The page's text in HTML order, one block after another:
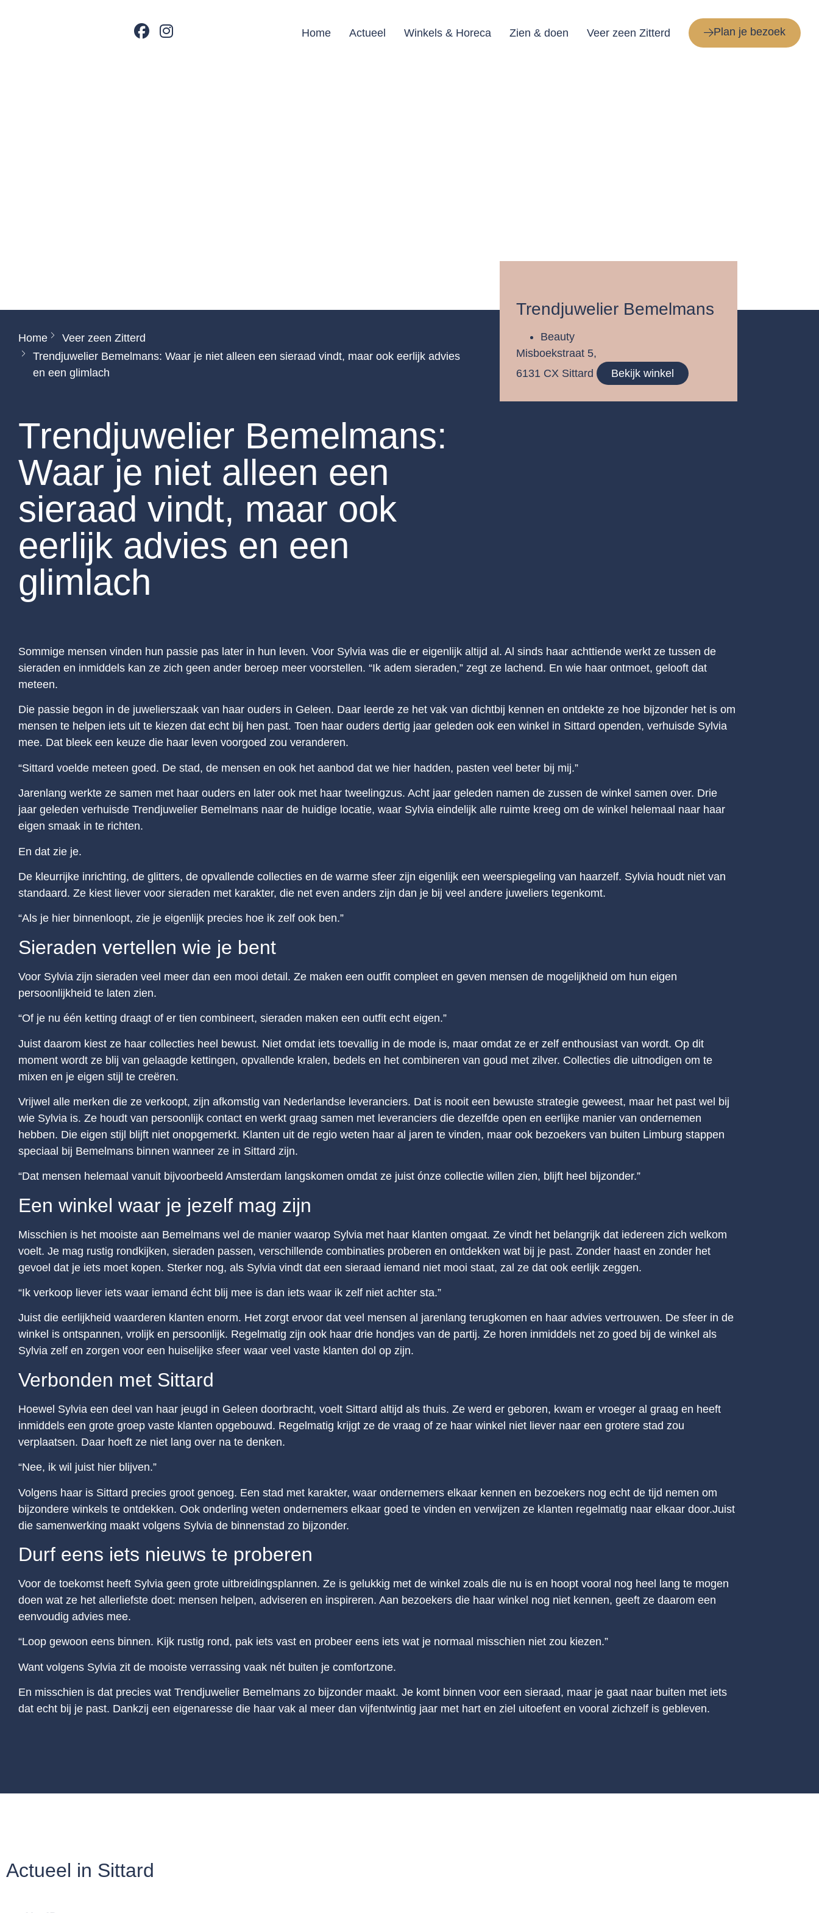
Home Actueel Winkels & Horeca Zien & doen Veer zeen Zitterd Plan je bezoek
Home
Veer zeen Zitterd
Trendjuwelier Bemelmans: Waar je niet alleen een sieraad vindt, maar ook eerlijk advies
en een glimlach
Trendjuwelier Bemelmans:
Waar je niet alleen een
sieraad vindt, maar ook
eerlijk advies en een
glimlach
Trendjuwelier Bemelmans
Beauty
Misboekstraat 5,
6131 CX Sittard
Bekijk winkel
Sommige mensen vinden hun passie pas later in hun leven. Voor Sylvia was die er eigenlijk altijd al. Al sinds haar achttiende werkt ze tussen de
sieraden en inmiddels kan ze zich geen ander beroep meer voorstellen. “Ik adem sieraden,” zegt ze lachend. En wie haar ontmoet, gelooft dat
meteen.
Die passie begon in de juwelierszaak van haar ouders in Geleen. Daar leerde ze het vak van dichtbij kennen en ontdekte ze hoe bijzonder het is om
mensen te helpen iets uit te kiezen dat echt bij hen past. Toen haar ouders dertig jaar geleden ook een winkel in Sittard openden, verhuisde Sylvia
mee. Dat bleek een keuze die haar leven voorgoed zou veranderen.
“Sittard voelde meteen goed. De stad, de mensen en ook het aanbod dat we hier hadden, pasten veel beter bij mij.”
Jarenlang werkte ze samen met haar ouders en later ook met haar tweelingzus. Acht jaar geleden namen de zussen de winkel samen over. Drie
jaar geleden verhuisde Trendjuwelier Bemelmans naar de huidige locatie, waar Sylvia eindelijk alle ruimte kreeg om de winkel helemaal naar haar
eigen smaak in te richten.
En dat zie je.
De kleurrijke inrichting, de glitters, de opvallende collecties en de warme sfeer zijn eigenlijk een weerspiegeling van haarzelf. Sylvia houdt niet van
standaard. Ze kiest liever voor sieraden met karakter, die net even anders zijn dan je bij veel andere juweliers tegenkomt.
“Als je hier binnenloopt, zie je eigenlijk precies hoe ik zelf ook ben.”
Sieraden vertellen wie je bent
Voor Sylvia zijn sieraden veel meer dan een mooi detail. Ze maken een outfit compleet en geven mensen de mogelijkheid om hun eigen
persoonlijkheid te laten zien.
“Of je nu één ketting draagt of er tien combineert, sieraden maken een outfit echt eigen.”
Juist daarom kiest ze haar collecties heel bewust. Niet omdat iets toevallig in de mode is, maar omdat ze er zelf enthousiast van wordt. Op dit
moment wordt ze blij van gelaagde kettingen, opvallende kralen, bedels en het combineren van goud met zilver. Collecties die uitnodigen om te
mixen en je eigen stijl te creëren.
Vrijwel alle merken die ze verkoopt, zijn afkomstig van Nederlandse leveranciers. Dat is nooit een bewuste strategie geweest, maar het past wel bij
wie Sylvia is. Ze houdt van persoonlijk contact en werkt graag samen met leveranciers die dezelfde open en eerlijke manier van ondernemen
hebben. Die eigen stijl blijft niet onopgemerkt. Klanten uit de regio weten haar al jaren te vinden, maar ook bezoekers van buiten Limburg stappen
speciaal bij Bemelmans binnen wanneer ze in Sittard zijn.
“Dat mensen helemaal vanuit bijvoorbeeld Amsterdam langskomen omdat ze juist ónze collectie willen zien, blijft heel bijzonder.”
Een winkel waar je jezelf mag zijn
Misschien is het mooiste aan Bemelmans wel de manier waarop Sylvia met haar klanten omgaat. Ze vindt het belangrijk dat iedereen zich welkom
voelt. Je mag rustig rondkijken, sieraden passen, verschillende combinaties proberen en ontdekken wat bij je past. Zonder haast en zonder het
gevoel dat je iets moet kopen. Sterker nog, als Sylvia vindt dat een sieraad iemand niet mooi staat, zal ze dat ook eerlijk zeggen.
“Ik verkoop liever iets waar iemand écht blij mee is dan iets waar ik zelf niet achter sta.”
Juist die eerlijkheid waarderen klanten enorm. Het zorgt ervoor dat veel mensen al jarenlang terugkomen en haar advies vertrouwen. De sfeer in de
winkel is ontspannen, vrolijk en persoonlijk. Regelmatig zijn ook haar drie hondjes van de partij. Ze horen inmiddels net zo goed bij de winkel als
Sylvia zelf en zorgen voor een huiselijke sfeer waar veel vaste klanten dol op zijn.
Verbonden met Sittard
Hoewel Sylvia een deel van haar jeugd in Geleen doorbracht, voelt Sittard altijd als thuis. Ze werd er geboren, kwam er vroeger al graag en heeft
inmiddels een grote groep vaste klanten opgebouwd. Regelmatig krijgt ze de vraag of ze haar winkel niet liever naar een grotere stad zou
verplaatsen. Daar hoeft ze niet lang over na te denken.
“Nee, ik wil juist hier blijven.”
Volgens haar is Sittard precies groot genoeg. Een stad met karakter, waar ondernemers elkaar kennen en bezoekers nog echt de tijd nemen om
bijzondere winkels te ontdekken. Ook onderling weten ondernemers elkaar goed te vinden en verwijzen ze klanten regelmatig naar elkaar door.Juist
die samenwerking maakt volgens Sylvia de binnenstad zo bijzonder.
Durf eens iets nieuws te proberen
Voor de toekomst heeft Sylvia geen grote uitbreidingsplannen. Ze is gelukkig met de winkel zoals die nu is en hoopt vooral nog heel lang te mogen
doen wat ze het allerliefste doet: mensen helpen, adviseren en inspireren. Aan bezoekers die haar winkel nog niet kennen, geeft ze daarom een
eenvoudig advies mee.
“Loop gewoon eens binnen. Kijk rustig rond, pak iets vast en probeer eens iets wat je normaal misschien niet zou kiezen.”
Want volgens Sylvia zit de mooiste verrassing vaak nét buiten je comfortzone.
En misschien is dat precies wat Trendjuwelier Bemelmans zo bijzonder maakt. Je komt binnen voor een sieraad, maar je gaat naar buiten met iets
dat echt bij je past. Dankzij een eigenaresse die haar vak al meer dan vijfentwintig jaar met hart en ziel uitoefent en vooral zichzelf is gebleven.
Actueel in Sittard